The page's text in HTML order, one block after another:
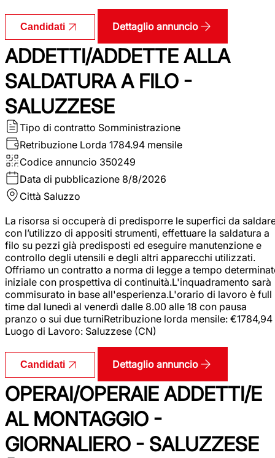
Candidati Dettaglio annuncio
ADDETTI/ADDETTE ALLA
SALDATURA A FILO -
SALUZZESE
Tipo di contratto Somministrazione
Retribuzione Lorda 1784.94 mensile
Codice annuncio 350249
Data di pubblicazione 8/8/2026
Città Saluzzo
La risorsa si occuperà di predisporre le superfici da
con l’utilizzo di appositi strumenti, effettuare la saldatura a
filo su pezzi già predisposti ed eseguire manutenzione e
controllo degli utensili e degli altri apparecchi utilizzati.
Offriamo un contratto a norma di legge a tempo
iniziale con prospettiva di continuità.L'inquadramento sarà
commisurato in base all'esperienza.L'orario di lavoro è full
time dal lunedì al venerdì dalle 8.00 alle 18 con pausa
pranzo o sui due turniRetribuzione lorda mensile: €1784,94
Luogo di Lavoro: Saluzzese (CN)
Candidati Dettaglio annuncio
OPERAI/OPERAIE ADDETTI/E
AL MONTAGGIO -
GIORNALIERO - SALUZZESE